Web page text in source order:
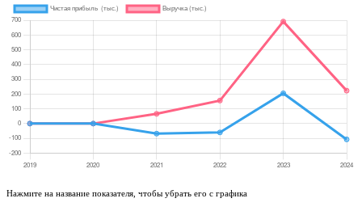
Нажмите на название показателя, чтобы убрать его с графика